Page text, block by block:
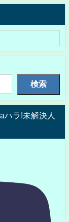
検索
ハラ!未解決人